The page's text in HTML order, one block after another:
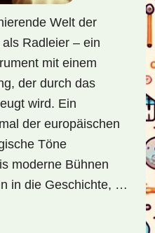
Welt der
Radleier – ein
mit einem
der durch das
wird. Ein
der europäischen
Töne
moderne Bühnen
in die Geschichte, …